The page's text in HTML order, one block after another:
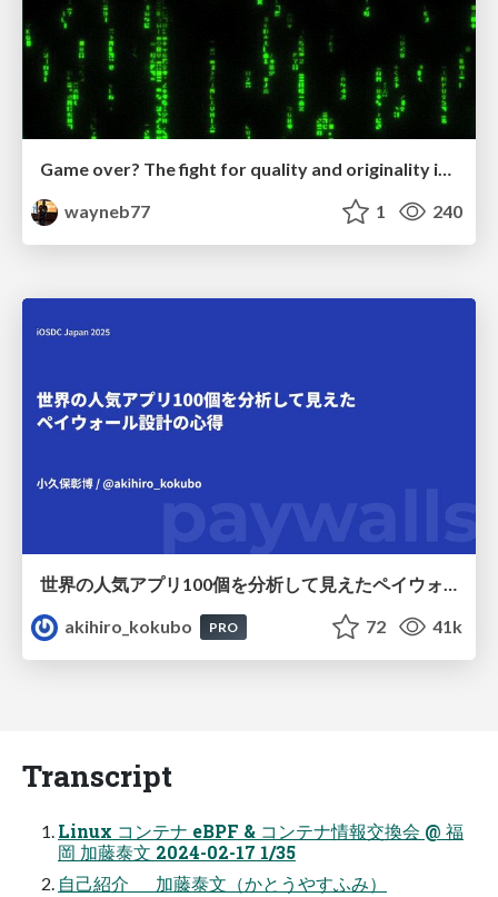
Game over? The fight for quality and originality in the time of robots
wayneb77
1 240
akihiro_kokubo
PRO 72 41k
Transcript
Linux コンテナ eBPF & コンテナ情報交換会 @ 福
岡 加藤泰文 2024-02-17 1/35
自己紹介 加藤泰文（かとうやすふみ）